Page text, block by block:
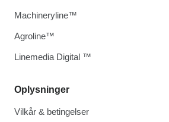
Oplysninger
Vilkår & betingelser
Machineryline™
Agroline™
Linemedia Digital ™